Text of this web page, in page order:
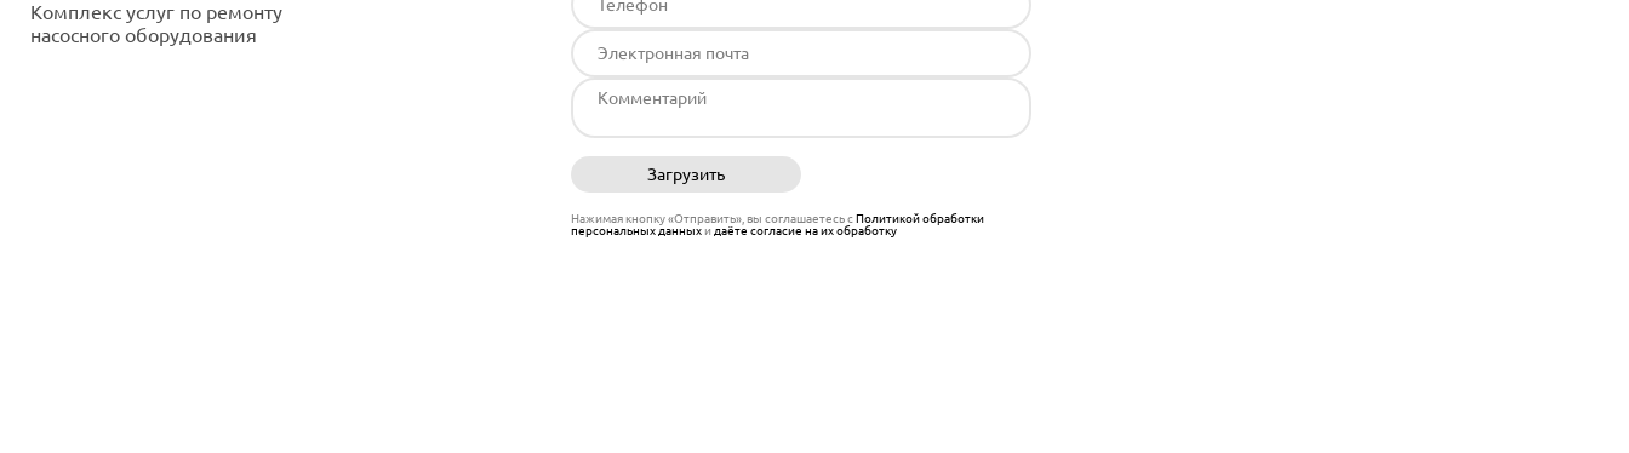
Комплекс услуг по ремонту
насосного оборудования
Загрузить
Нажимая кнопку «Отправить», вы соглашаетесь сПолитикой обработки
персональных данныхи даёте согласие на их обработку